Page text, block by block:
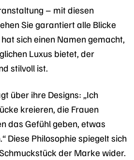
– mit diesen
Sie garantiert alle Blicke
sich einen Namen gemacht,
Luxus bietet, der
stilvoll ist.
über ihre Designs: „Ich
kreieren, die Frauen
das Gefühl geben, etwas
Diese Philosophie spiegelt sich
der Marke wider.